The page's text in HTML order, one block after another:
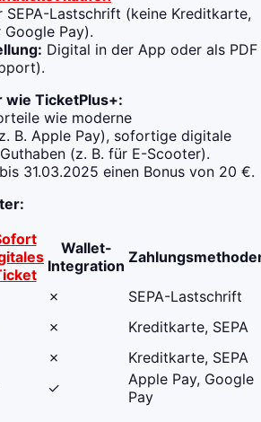
SEPA-Lastschrift (keine Kreditkarte,
Google Pay).
Digital in der App oder als PDF
TicketPlus+:
wie moderne
B. Apple Pay), sofortige digitale
(z. B. für E-Scooter).
31.03.2025 einen Bonus von 20 €.
Wallet-
Integration
✗
SEPA-Lastschrift
✗
Kreditkarte, SEPA
✗
Kreditkarte, SEPA
✓
Apple Pay, Google
Pay